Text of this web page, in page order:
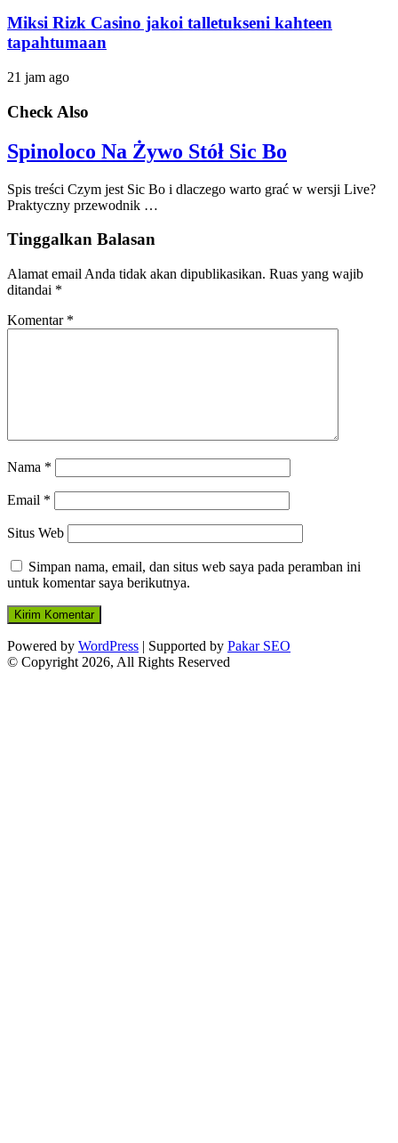
Miksi Rizk Casino jakoi talletukseni kahteen
tapahtumaan
21 jam ago
Check Also
Spinoloco Na Żywo Stół Sic Bo
Spis treści Czym jest Sic Bo i dlaczego warto grać w wersji Live?
Praktyczny przewodnik …
Tinggalkan Balasan
Alamat email Anda tidak akan dipublikasikan. Ruas yang wajib
ditandai *
Komentar *
Nama *
Email *
Situs Web
Simpan nama, email, dan situs web saya pada peramban ini
untuk komentar saya berikutnya.
Powered by WordPress | Supported by Pakar SEO
© Copyright 2026, All Rights Reserved